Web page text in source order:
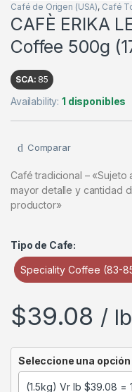
Café de Origen (USA), Café
CAFÈ ERIKA
Coffee 500g
SCA: 85
Availability:1 disponibles
Comparar
Café tradicional –
mayor detalle y cantidad
productor»
Tipo de Cafe:
Speciality Coffee (83-
$39.08 / lb
Seleccione una opción